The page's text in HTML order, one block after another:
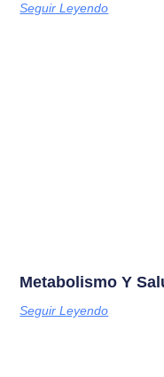
Seguir Leyendo
Metabolismo Y
Seguir Leyendo